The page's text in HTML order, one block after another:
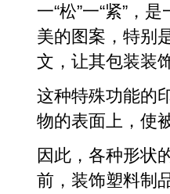
一“松”一“紧”，
美的图案，特别
文，让其包装装
这种特殊功能的
物的表面上，使
因此，各种形状
前，装饰塑料制